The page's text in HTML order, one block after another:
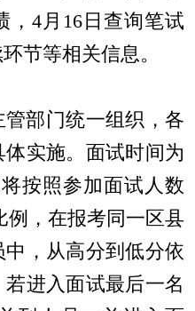
，4月 16日查询笔试
节等相关信息。
部门统一组织，各
实施。面试时间为
按照参加面试人数
例，在报考同一区县
，从高分到低分依
进入面试最后一名